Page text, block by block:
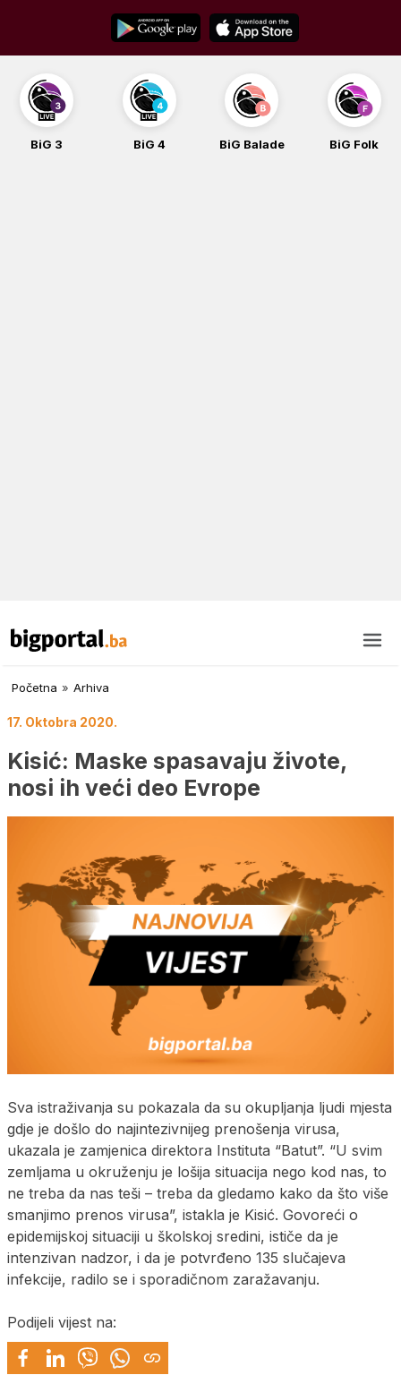
content
BiG 3 BiG 4 BiG Balade BiG Folk
Početna » Arhiva
17. Oktobra 2020.
Kisić: Maske spasavaju živote,
nosi ih veći deo Evrope
Sva istraživanja su pokazala da su okupljanja ljudi mjesta
gdje je došlo do najintezivnijeg prenošenja virusa,
ukazala je zamjenica direktora Instituta “Batut”. “U svim
zemljama u okruženju je lošija situacija nego kod nas, to
ne treba da nas teši – treba da gledamo kako da što više
smanjimo prenos virusa”, istakla je Kisić. Govoreći o
epidemijskoj situaciji u školskoj sredini, ističe da je
intenzivan nadzor, i da je potvrđeno 135 slučajeva
infekcije, radilo se i sporadičnom zaražavanju.
Podijeli vijest na: